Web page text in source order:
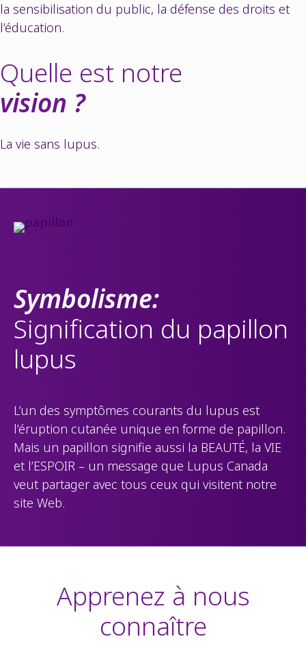
la sensibilisation du public, la défense des droits et
l’éducation.
Quelle est notre
vision ?
La vie sans lupus.
Symbolisme:
Signification du papillon
lupus
L’un des symptômes courants du lupus est
l’éruption cutanée unique en forme de papillon.
Mais un papillon signifie aussi la BEAUTÉ, la VIE
et l’ESPOIR – un message que Lupus Canada
veut partager avec tous ceux qui visitent notre
site Web.
Apprenez à nous
connaître